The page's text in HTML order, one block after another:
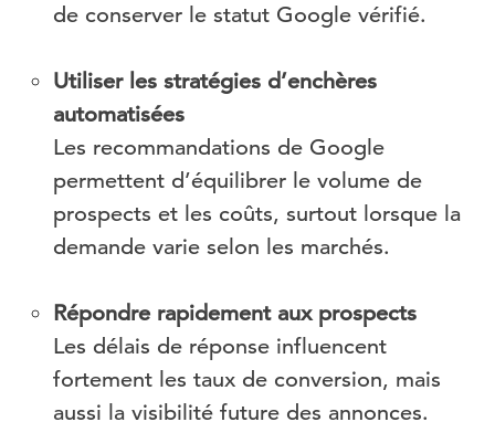
de conserver le statut Google vérifié.
Utiliser les stratégies d’enchères
automatisées
Les recommandations de Google
permettent d’équilibrer le volume de
prospects et les coûts, surtout lorsque la
demande varie selon les marchés.
Répondre rapidement aux prospects
Les délais de réponse influencent
fortement les taux de conversion, mais
aussi la visibilité future des annonces.